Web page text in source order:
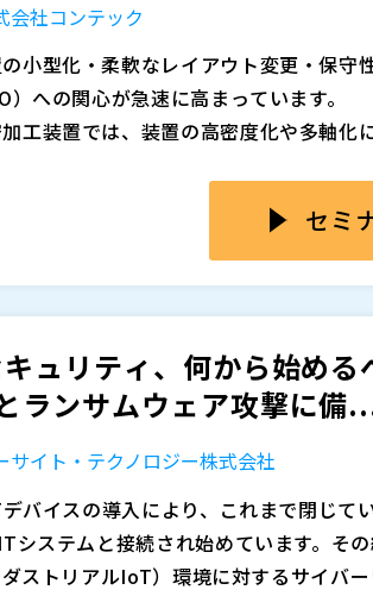
会社コンテック
小型化・柔軟なレイアウト変更・保守
への関心が急速に高まっています。
工装置では、装置の高密度化や多軸化
期制御や低遅延が求められる現場では
なマスタやI/Oを選定してしまい、結果
を持たせる」という判断が重なり、想定
に膨らんでしまった」 「リモートI/Oは
た“あるある”に心当たりはないでしょ
要な性能を、必要十分なコストと構成
セミ
キュリティ、何から始め
ランサムウェア攻撃に備
サイト・テクノロジー株式会社
バイスの導入により、これまで閉じて
システムと接続され始めています。そ
ストリアルIoT）環境に対するサイバ